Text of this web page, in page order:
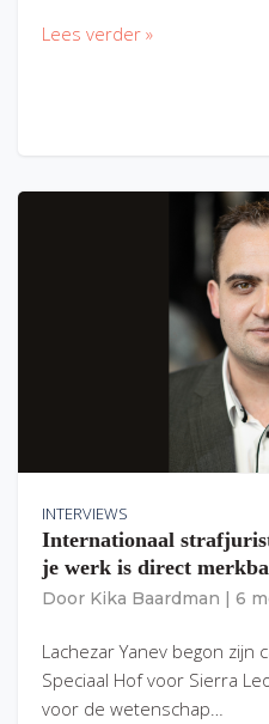
Lees verder »
INTERVIEWS
Internationaal
je werk is direct
Door Kika Baardman 6
Lachezar Yanev begon
Speciaal Hof voor Sierra
voor de wetenschap…